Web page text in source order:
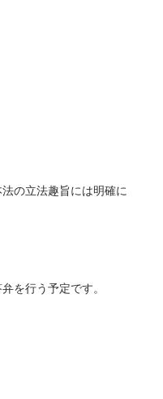
の立法趣旨には明確に
を行う予定です。